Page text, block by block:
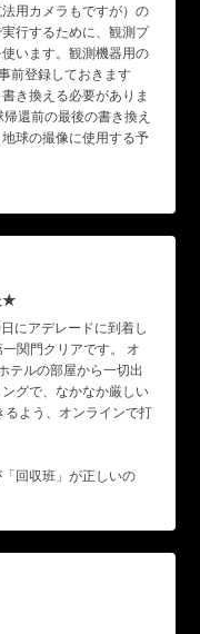
用カメラもですが）の
行するために、観測プ
います。観測機器用の
前登録しておきます
き換える必要がありま
還前の最後の書き換え
球の撮像に使用する予
★
にアデレードに到着し
関門クリアです。 オ
テルの部屋から一切出
グで、なかなか厳しい
よう、オンラインで打
回収班」が正しいの